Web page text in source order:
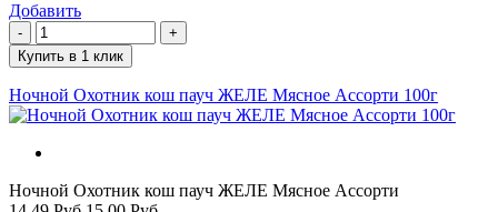
Добавить
Купить в 1 клик
Ночной Охотник кош пауч ЖЕЛЕ Мясное Ассорти 100г
Ночной Охотник кош пауч ЖЕЛЕ Мясное Ассорти